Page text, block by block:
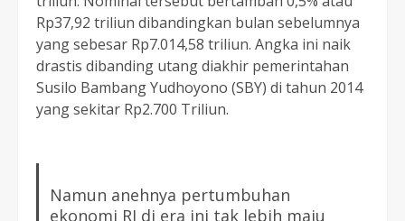
Rp37,92 triliun dibandingkan bulan sebelumnya
yang sebesar Rp7.014,58 triliun. Angka ini naik
drastis dibanding utang diakhir pemerintahan
Susilo Bambang Yudhoyono (SBY) di tahun 2014
yang sekitar Rp2.700 Triliun.
Namun anehnya pertumbuhan
ekonomi RI di era ini tak lebih maju